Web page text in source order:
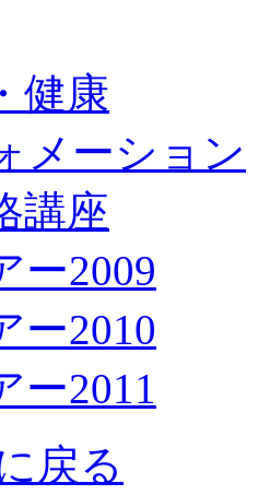
健康
メーション
講座
ー2009
ー2010
ー2011
戻る